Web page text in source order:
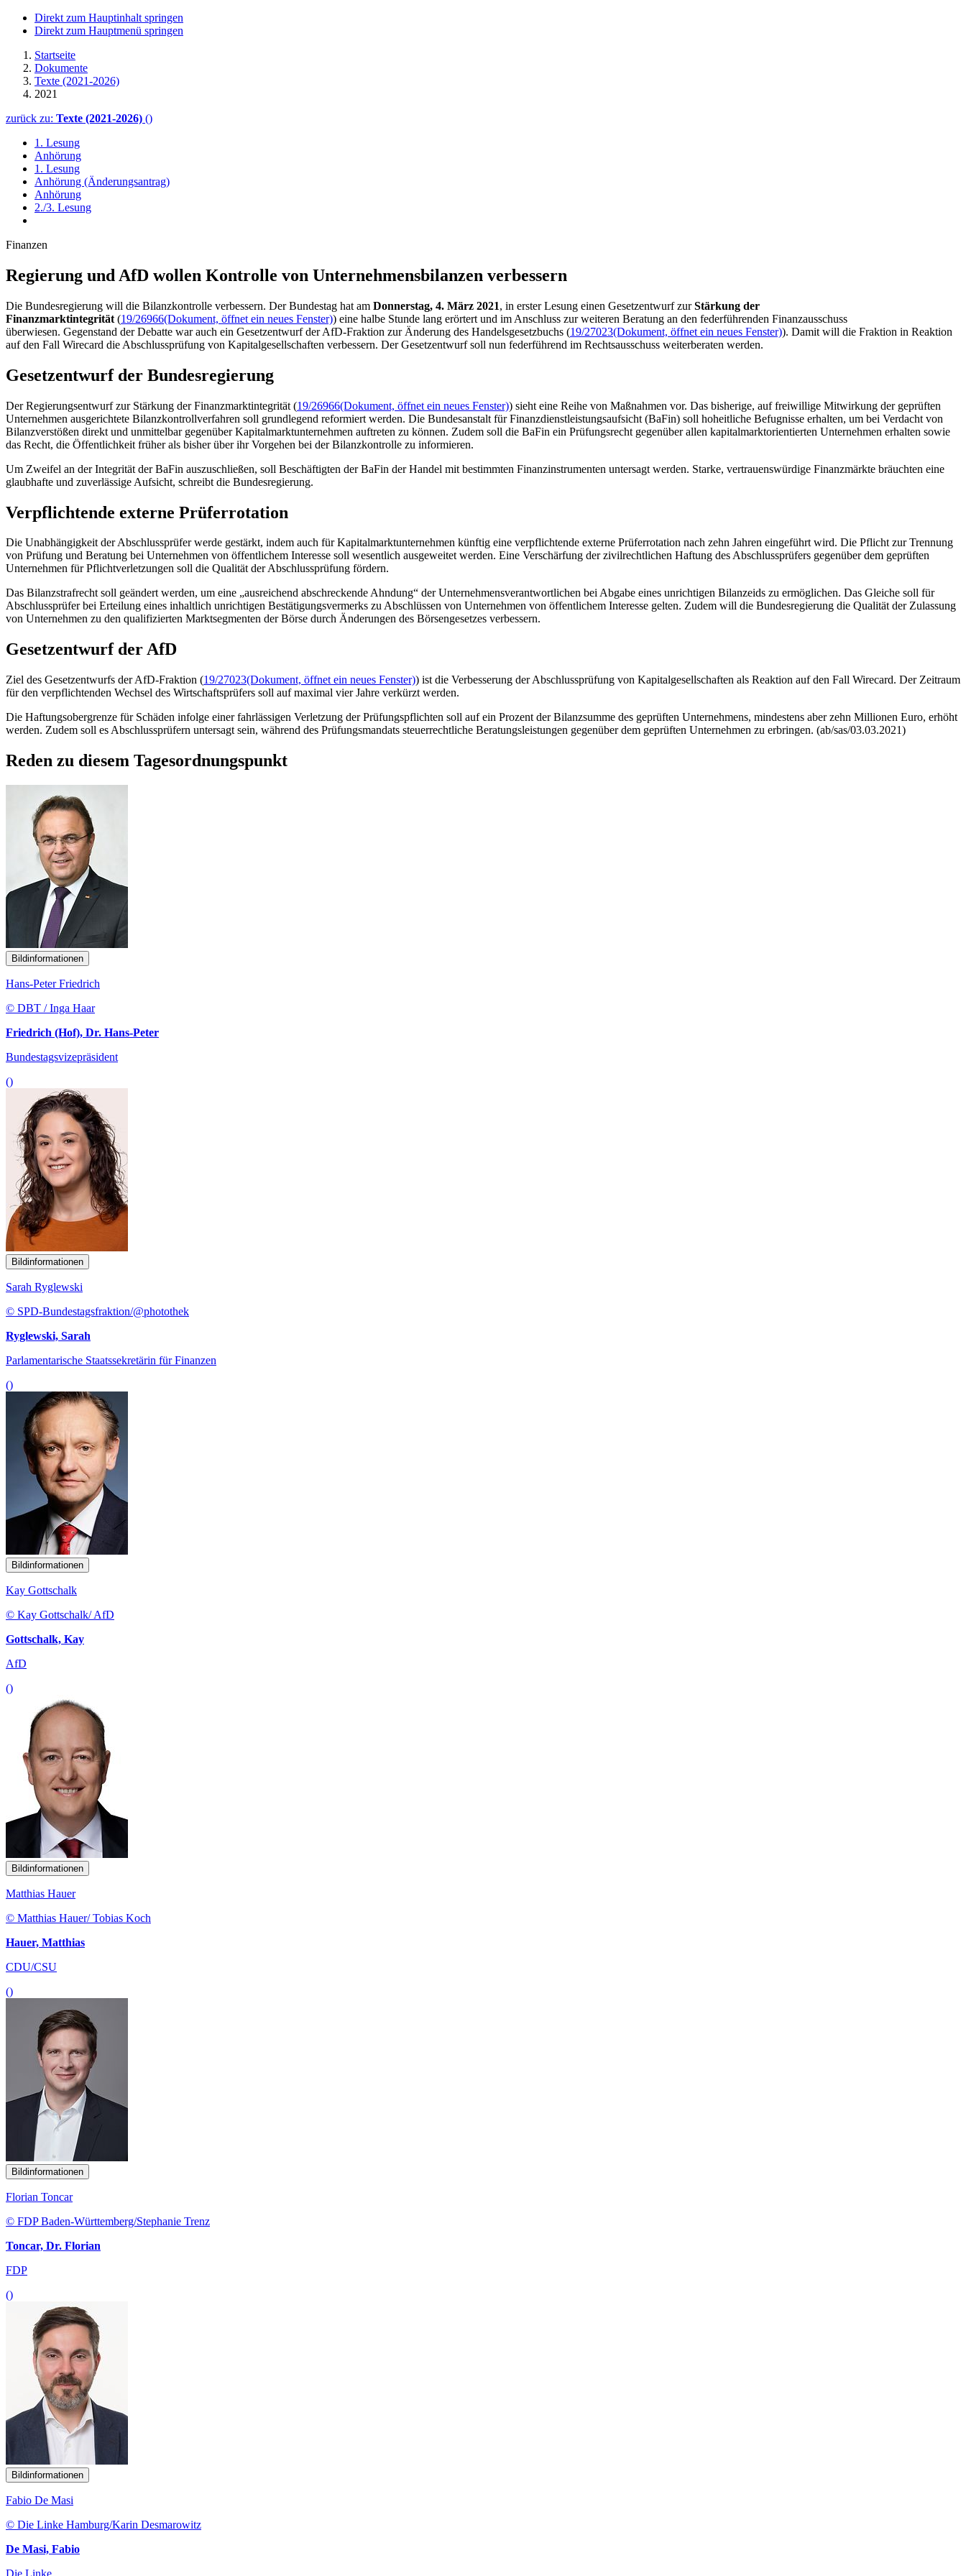
Direkt zum Hauptinhalt springen
Direkt zum Hauptmenü springen
Startseite
Dokumente
Texte (2021-2026)
2021
zurück zu: Texte (2021-2026) ()
1. Lesung
Anhörung
1. Lesung
Anhörung (Änderungsantrag)
Anhörung
2./3. Lesung
Finanzen
Regierung und AfD wollen Kontrolle von Unter­neh­mens­bilanzen verbessern
Die Bundesregierung will die Bilanzkontrolle verbessern. Der Bundestag hat am Donnerstag, 4. März 2021, in erster Lesung einen Gesetzentwurf zurStärkung der
Finanzmarktintegrität (19/26966(Dokument, öffnet ein neues Fenster)) eine halbe Stunde lang erörtert und im Anschluss zur weiteren Beratung an den federführenden Finanzausschuss
überwiesen. Gegenstand der Debatte war auch ein Gesetzentwurf der AfD-Fraktion zur Änderung des Handelsgesetzbuchs (19/27023(Dokument, öffnet ein neues Fenster)). Damit will die Fraktion in Reaktion
auf den Fall Wirecard die Abschlussprüfung von Kapitalgesellschaften verbessern. Der Gesetzentwurf soll nun federführend im Rechtsausschuss weiterberaten werden.
Gesetzentwurf der Bundesregierung
Der Regierungsentwurf zur Stärkung der Finanzmarktintegrität (19/26966(Dokument, öffnet ein neues Fenster)) sieht eine Reihe von Maßnahmen vor. Das bisherige, auf freiwillige Mitwirkung der geprüften
Unternehmen ausgerichtete Bilanzkontrollverfahren soll grundlegend reformiert werden. Die Bundesanstalt für Finanzdienstleistungsaufsicht (BaFin) soll hoheitliche Befugnisse erhalten, um bei Verdacht von
Bilanzverstößen direkt und unmittelbar gegenüber Kapitalmarktunternehmen auftreten zu können. Zudem soll die BaFin ein Prüfungsrecht gegenüber allen kapitalmarktorientierten Unternehmen erhalten sowie
das Recht, die Öffentlichkeit früher als bisher über ihr Vorgehen bei der Bilanzkontrolle zu informieren.
Um Zweifel an der Integrität der BaFin auszuschließen, soll Beschäftigten der BaFin der Handel mit bestimmten Finanzinstrumenten untersagt werden. Starke, vertrauenswürdige Finanzmärkte bräuchten eine
glaubhafte und zuverlässige Aufsicht, schreibt die Bundesregierung.
Verpflichtende externe Prüferrotation
Die Unabhängigkeit der Abschlussprüfer werde gestärkt, indem auch für Kapitalmarktunternehmen künftig eine verpflichtende externe Prüferrotation nach zehn Jahren eingeführt wird. Die Pflicht zur Trennung
von Prüfung und Beratung bei Unternehmen von öffentlichem Interesse soll wesentlich ausgeweitet werden. Eine Verschärfung der zivilrechtlichen Haftung des Abschlussprüfers gegenüber dem geprüften
Unternehmen für Pflichtverletzungen soll die Qualität der Abschlussprüfung fördern.
Das Bilanzstrafrecht soll geändert werden, um eine „ausreichend abschreckende Ahndung“ der Unternehmensverantwortlichen bei Abgabe eines unrichtigen Bilanzeids zu ermöglichen. Das Gleiche soll für
Abschlussprüfer bei Erteilung eines inhaltlich unrichtigen Bestätigungsvermerks zu Abschlüssen von Unternehmen von öffentlichem Interesse gelten. Zudem will die Bundesregierung die Qualität der Zulassung
von Unternehmen zu den qualifizierten Marktsegmenten der Börse durch Änderungen des Börsengesetzes verbessern.
Gesetzentwurf der AfD
Ziel des Gesetzentwurfs der AfD-Fraktion (19/27023(Dokument, öffnet ein neues Fenster)) ist die Verbesserung der Abschlussprüfung von Kapitalgesellschaften als Reaktion auf den Fall Wirecard. Der Zeitraum
für den verpflichtenden Wechsel des Wirtschaftsprüfers soll auf maximal vier Jahre verkürzt werden.
Die Haftungsobergrenze für Schäden infolge einer fahrlässigen Verletzung der Prüfungspflichten soll auf ein Prozent der Bilanzsumme des geprüften Unternehmens, mindestens aber zehn Millionen Euro, erhöht
werden. Zudem soll es Abschlussprüfern untersagt sein, während des Prüfungsmandats steuerrechtliche Beratungsleistungen gegenüber dem geprüften Unternehmen zu erbringen. (ab/sas/03.03.2021)
Reden zu diesem Tagesordnungspunkt
Bildinformationen
Hans-Peter Friedrich
© DBT / Inga Haar
Friedrich (Hof), Dr. Hans-Peter
Bundestagsvizepräsident
()
Bildinformationen
Sarah Ryglewski
© SPD-Bundestagsfraktion/@photothek
Ryglewski, Sarah
Parlamentarische Staatssekretärin für Finanzen
()
Bildinformationen
Kay Gottschalk
© Kay Gottschalk/ AfD
Gottschalk, Kay
AfD
()
Bildinformationen
Matthias Hauer
© Matthias Hauer/ Tobias Koch
Hauer, Matthias
CDU/CSU
()
Bildinformationen
Florian Toncar
© FDP Baden-Württemberg/Stephanie Trenz
Toncar, Dr. Florian
FDP
()
Bildinformationen
Fabio De Masi
© Die Linke Hamburg/Karin Desmarowitz
De Masi, Fabio
Die Linke